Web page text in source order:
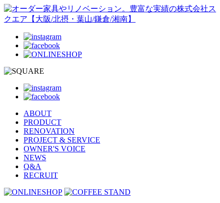
ABOUT
PRODUCT
RENOVATION
PROJECT & SERVICE
OWNER'S VOICE
NEWS
Q&A
RECRUIT